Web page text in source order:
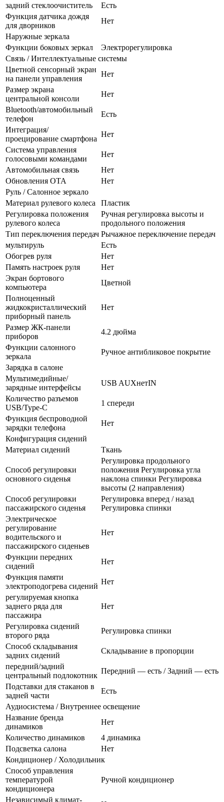
задний стеклоочиститель
Есть
Функция датчика дождя
для дворников
Нет
Наружные зеркала
Функции боковых зеркал
Электрорегулировка
Связь / Интеллектуальные системы
Цветной сенсорный экран
на панели управления
Нет
Размер экрана
центральной консоли
Нет
Bluetooth/автомобильный
телефон
Есть
Интеграция/
проецирование смартфона
Нет
Система управления
голосовыми командами
Нет
Автомобильная связь
Нет
Обновления OTA
Нет
Руль / Салонное зеркало
Материал рулевого колеса
Пластик
Регулировка положения
рулевого колеса
Ручная регулировка высоты и
продольного положения
Тип переключения передач Рычажное переключение передач
мультируль
Есть
Обогрев руля
Нет
Память настроек руля
Нет
Экран бортового
компьютера
Цветной
Полноценный
жидкокристаллический
приборный панель
Нет
Размер ЖК-панели
приборов
4.2 дюйма
Функции салонного
зеркала
Ручное антибликовое покрытие
Зарядка в салоне
Мультимедийные/
зарядные интерфейсы
USB AUXнетIN
Количество разъемов
USB/Type-C
1 спереди
Функция беспроводной
зарядки телефона
Нет
Конфигурация сидений
Материал сидений
Ткань
Способ регулировки
основного сиденья
Регулировка продольного
положения Регулировка угла
наклона спинки Регулировка
высоты (2 направления)
Способ регулировки
пассажирского сиденья
Регулировка вперед / назад
Регулировка спинки
Электрическое
регулирование
водительского и
пассажирского сиденьев
Нет
Функции передних
сидений
Нет
Функция памяти
электроподогрева сидений
Нет
регулируемая кнопка
заднего ряда для
пассажира
Нет
Регулировка сидений
второго ряда
Регулировка спинки
Способ складывания
задних сидений
Складывание в пропорции
передний/задний
центральный подлокотник
Передний — есть / Задний — есть
Подставки для стаканов в
задней части
Есть
Аудиосистема / Внутреннее освещение
Название бренда
динамиков
Нет
Количество динамиков
4 динамика
Подсветка салона
Нет
Кондиционер / Холодильник
Способ управления
температурой
кондиционера
Ручной кондиционер
Независимый климат-